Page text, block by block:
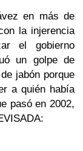
en más de
la injerencia
el gobierno
un golpe de
jabón porque
a quién había
pasó en 2002,